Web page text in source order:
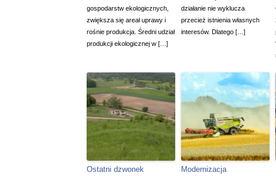
gospodarstw ekologicznych,
zwiększa się areał uprawy i
rośnie produkcja. Średni udział
produkcji ekologicznej w […]
działanie nie wyklucza
przecież istnienia własnych
interesów. Dlatego […]
Ostatni dzwonek
Modernizacja